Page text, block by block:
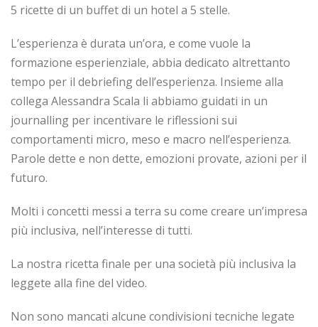
5 ricette di un buffet di un hotel a 5 stelle.
L’esperienza è durata un’ora, e come vuole la
formazione esperienziale, abbia dedicato altrettanto
tempo per il debriefing dell’esperienza. Insieme alla
collega Alessandra Scala li abbiamo guidati in un
journalling per incentivare le riflessioni sui
comportamenti micro, meso e macro nell’esperienza.
Parole dette e non dette, emozioni provate, azioni per il
futuro.
Molti i concetti messi a terra su come creare un’impresa
più inclusiva, nell’interesse di tutti.
La nostra ricetta finale per una società più inclusiva la
leggete alla fine del video.
Non sono mancati alcune condivisioni tecniche legate